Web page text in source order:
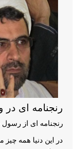
رنجنامه ای
رنجنامه ای از
در این دنیا همه